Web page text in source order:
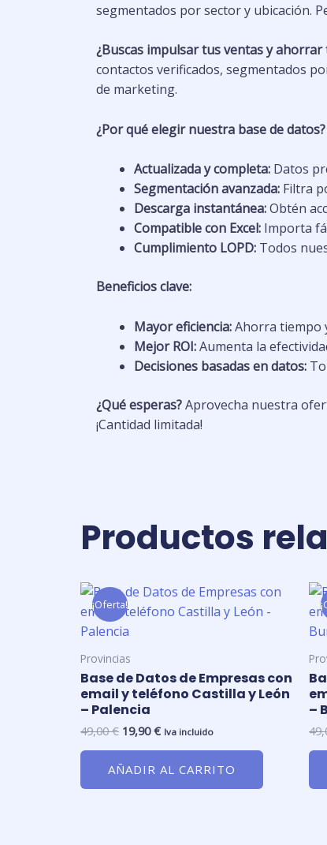
segmentados por sector y ubicación.
¿Buscas impulsar tus ventas y ahorrar
contactos verificados, segmentados
de marketing.
¿Por qué elegir nuestra base de datos?
Actualizada y completa: Datos
Segmentación avanzada: Filtra
Descarga instantánea:Obtén
Compatible con Excel: Importa
Cumplimiento LOPD: Todos
Beneficios clave:
Mayor eficiencia:Ahorra tiempo
Mejor ROI:Aumenta la
Decisiones basadas en datos:
¿Qué esperas?Aprovecha nuestra
¡Cantidad limitada!
Productos
¡Oferta!
Provincias
Base de Datos de Empresas con
email y teléfono Castilla y León
– Palencia
49,00€
El
precio
original
era:
19,90€
El
actual
Iva incluido
AÑADIR AL CARRITO
–